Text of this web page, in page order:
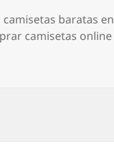
Etiquetas
camisetas baratas en
camisetas online